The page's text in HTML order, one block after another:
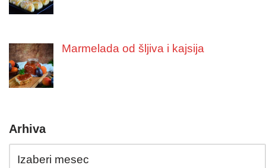
Marmelada od šljiva i kajsija
Arhiva